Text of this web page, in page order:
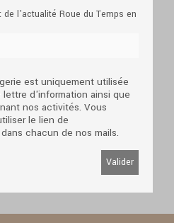
l'actualité Roue du Temps en
est uniquement utilisée
d'information ainsi que
nos activités. Vous
le lien de
chacun de nos mails.